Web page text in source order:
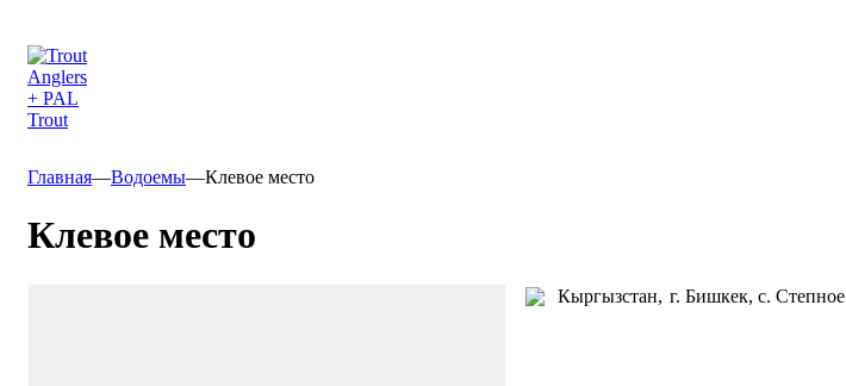
Главная—Водоемы—Клевое место
Клевое место
Кыргызстан, г. Бишкек, с. Степное